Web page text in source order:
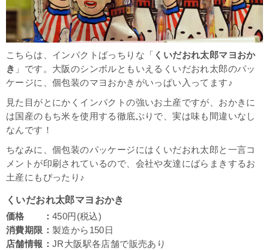
こちらは、インパクトばっちりな「 くいだおれ太郎マヨおか
き 」です。大阪のシンボルともいえるくいだおれ太郎のパッ
ケージに、個包装のマヨおかきがいっぱい入ってます♪
見た目がとにかくインパクトの強いお土産ですが、おかきに
は国産のもち米を使用する徹底ぶりで、実は味も間違いなし
なんです！
ちなみに、個包装のパッケージにはくいだおれ太郎と一言コ
メントが印刷されているので、会社や友達にばらまきするお
土産にもぴったり♪
くいだおれ太郎マヨおかき
価格 ： 450円(税込)
消費期限： 製造から150日
店舗情報： JR大阪駅各店舗で販売あり